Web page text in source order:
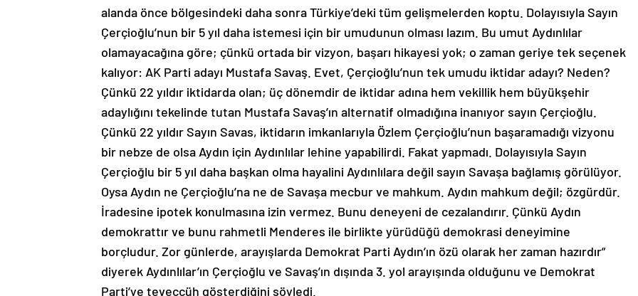
alanda önce bölgesindeki daha sonra Türkiye’deki tüm gelişmelerden koptu. Dolayısıyla Sayın
Çerçioğlu’nun bir 5 yıl daha istemesi için bir umudunun olması lazım. Bu umut Aydınlılar
olamayacağına göre; çünkü ortada bir vizyon, başarı hikayesi yok; o zaman geriye tek seçenek
kalıyor: AK Parti adayı Mustafa Savaş. Evet, Çerçioğlu’nun tek umudu iktidar adayı? Neden?
Çünkü 22 yıldır iktidarda olan; üç dönemdir de iktidar adına hem vekillik hem büyükşehir
adaylığını tekelinde tutan Mustafa Savaş’ın alternatif olmadığına inanıyor sayın Çerçioğlu.
Çünkü 22 yıldır Sayın Savas, iktidarın imkanlarıyla Özlem Çerçioğlu’nun başaramadığı vizyonu
bir nebze de olsa Aydın için Aydınlılar lehine yapabilirdi. Fakat yapmadı. Dolayısıyla Sayın
Çerçioğlu bir 5 yıl daha başkan olma hayalini Aydınlılara değil sayın Savaşa bağlamış görülüyor.
Oysa Aydın ne Çerçioğlu’na ne de Savaşa mecbur ve mahkum. Aydın mahkum değil; özgürdür.
İradesine ipotek konulmasına izin vermez. Bunu deneyeni de cezalandırır. Çünkü Aydın
demokrattır ve bunu rahmetli Menderes ile birlikte yürüdüğü demokrasi deneyimine
borçludur. Zor günlerde, arayışlarda Demokrat Parti Aydın’ın özü olarak her zaman hazırdır”
diyerek Aydınlılar’ın Çerçioğlu ve Savaş’ın dışında 3. yol arayışında olduğunu ve Demokrat
Parti’ye teveccüh gösterdiğini söyledi.